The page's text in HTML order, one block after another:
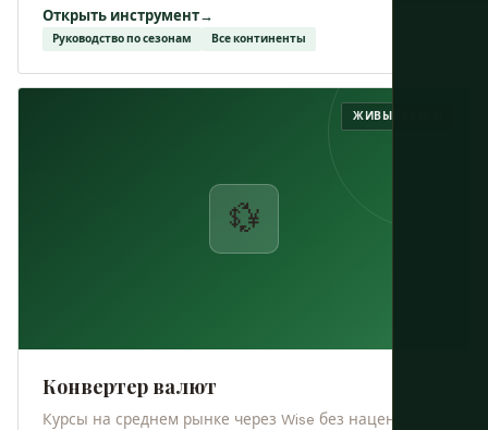
Открыть инструмент→
Руководство по сезонам Все континенты
💱
ЖИВЫЕ КУРСЫ
Конвертер валют
Курсы на среднем рынке через Wise без наценок.